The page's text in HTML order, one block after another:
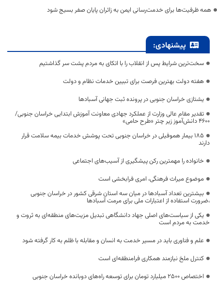
همه ظرفیت‌ها برای خدمت‌رسانی ایمن به زائران پایان صفر بسیج شود
پیشنهادی:
سخت‌ترین شرایط پس از انقلاب را با اتکای به مردم پشت سر گذاشتیم
هفته دولت بهترین فرصت برای تبیین خدمات نظام و دولت
یشتازی خراسان جنوبی در پرونده ثبت جهانی آسبادها
تقدیر مقام عالی وزارت از عملکرد جهادی معاونت آموزش ابتدایی خراسان جنوبی/
۴۶۰۰ دانش‌آموز زیر چتر «طرح حامی»
۱۸۵ بیمار هموفیلی در خراسان جنوبی تحت پوشش خدمات بیمه سلامت قرار
دارند
خانواده را مهمترین رکن پیشگیری از آسیب‌های اجتماعی
موضوع میراث فرهنگی، امری فرابخشی است
بیشترین تعداد آسبادها در میان سه استان شرقی کشور در خراسان جنوبی
،ضرورت استفاده از اعتبارات ملی برای مرمت آسبادها
یکی از سیاست‌های اصلی جهاد دانشگاهی تبدیل مزیت‌های منطقه‌ای به ثروت و
خدمت به مردم است
علم و فناوری باید در مسیر خدمت به انسان و مقابله با ظلم به کار گرفته شود
کنترل ملخ نیازمند همکاری فرامنطقه‌ای است
اختصاص 2500 میلیارد تومان برای توسعه راه‌های دوبانده خراسان جنوبی